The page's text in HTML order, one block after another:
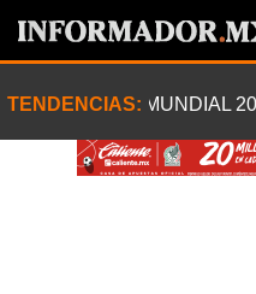
TENDENCIAS: MUNDIAL